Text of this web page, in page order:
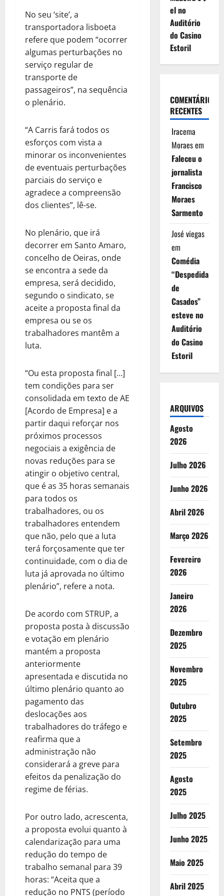
No seu ‘site’, a
transportadora lisboeta
refere que podem “ocorrer
algumas perturbações no
serviço regular de
transporte de
passageiros”, na sequência
o plenário.
“A Carris fará todos os
esforços com vista a
minorar os inconvenientes
de eventuais perturbações
parciais do serviço e
agradece a compreensão
dos clientes”, lê-se.
No plenário, que irá
decorrer em Santo Amaro,
concelho de Oeiras, onde
se encontra a sede da
empresa, será decidido,
segundo o sindicato, se
aceite a proposta final da
empresa ou se os
trabalhadores mantêm a
luta.
“Ou esta proposta final […]
tem condições para ser
consolidada em texto de AE
[Acordo de Empresa] e a
partir daqui reforçar nos
próximos processos
negociais a exigência de
novas reduções para se
atingir o objetivo central,
que é as 35 horas semanais
para todos os
trabalhadores, ou os
trabalhadores entendem
que não, pelo que a luta
terá forçosamente que ter
continuidade, com o dia de
luta já aprovada no último
plenário”, refere a nota.
De acordo com STRUP, a
proposta posta à discussão
e votação em plenário
mantém a proposta
anteriormente
apresentada e discutida no
último plenário quanto ao
pagamento das
deslocações aos
trabalhadores do tráfego e
reafirma que a
administração não
considerará a greve para
efeitos da penalização do
regime de férias.
Por outro lado, acrescenta,
a proposta evolui quanto à
calendarização para uma
redução do tempo de
trabalho semanal para 39
horas: “Aceita que a
redução no PNTS (período
el no
Auditório
do Casino
Estoril
COMENTÁRIOS
RECENTES
Iracema
Moraesem
Faleceu o
jornalista
Francisco
Moraes
Sarmento
José viegas
em
Comédia
“Despedida
de
Casados”
esteve no
Auditório
do Casino
Estoril
ARQUIVOS
Agosto
2026
Julho 2026
Junho 2026
Abril 2026
Março 2026
Fevereiro
2026
Janeiro
2026
Dezembro
2025
Novembro
2025
Outubro
2025
Setembro
2025
Agosto
2025
Julho 2025
Junho 2025
Maio 2025
Abril 2025